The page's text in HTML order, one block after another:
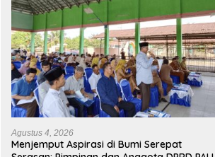
Agustus 4, 2026
Menjemput Aspirasi di Bumi Serepat